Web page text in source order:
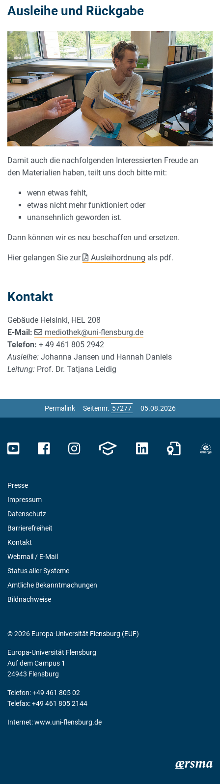
Ausleihe und Rückgabe
Damit auch die nachfolgenden Interessierten Freude an
den Materialien haben, teilt uns doch bitte mit:
wenn etwas fehlt,
etwas nicht mehr funktioniert oder
unansehnlich geworden ist.
Dann können wir es neu beschaffen und ersetzen.
Hier gelangen Sie zur Ausleihordnung als pdf.
Kontakt
Gebäude Helsinki, HEL 208
E-Mail:
mediothek@uni-flensburg.de
Telefon: + 49 461 805 2942
Ausleihe: Johanna Jansen und Hannah Daniels
Leitung: Prof. Dr. Tatjana Leidig
Permalink Seitennr. 05.08.2026
Presse
Impressum
Datenschutz
Barrierefreiheit
Kontakt
Webmail / E-Mail
Status aller Systeme
Amtliche Bekanntmachungen
Bildnachweise
© 2026 Europa-Universität Flensburg (EUF)
Europa-Universität Flensburg
Auf dem Campus 1
24943 Flensburg
Telefon: +49 461 805 02
Telefax: +49 461 805 2144
Internet:www.uni-flensburg.de